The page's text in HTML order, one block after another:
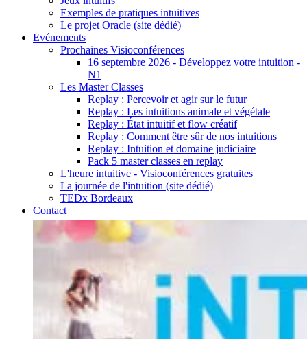
Exemples de pratiques intuitives
Le projet Oracle (site dédié)
Evénements
Prochaines Visioconférences
16 septembre 2026 - Développez votre intuition -
N1
Les Master Classes
Replay : Percevoir et agir sur le futur
Replay : Les intuitions animale et végétale
Replay : État intuitif et flow créatif
Replay : Comment être sûr de nos intuitions
Replay : Intuition et domaine judiciaire
Pack 5 master classes en replay
L'heure intuitive - Visioconférences gratuites
La journée de l'intuition (site dédié)
TEDx Bordeaux
Contact